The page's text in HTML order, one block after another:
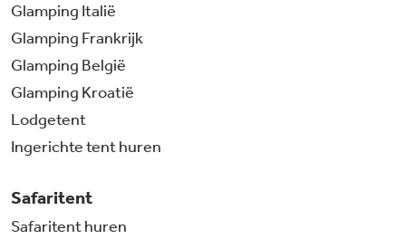
Glamping Italië
Glamping Frankrijk
Glamping België
Glamping Kroatië
Lodgetent
Ingerichte tent huren
Safaritent
Safaritent huren